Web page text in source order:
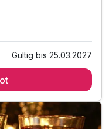
11:30 Uhr
Gültig bis 25.03.2027